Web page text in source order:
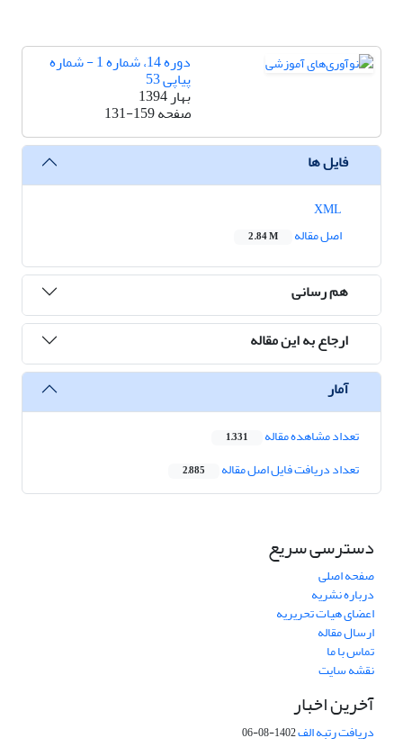
دوره 14، شماره 1 - شماره
پیاپی 53
بهار 1394
صفحه131-159
فایل ها
اصل مقاله
2.84 M
هم رسانی
ارجاع به این مقاله
آمار
تعداد مشاهده مقاله 1,331
تعداد دریافت فایل اصل مقاله 2,885
دسترسی سریع
صفحه اصلی
درباره نشریه
اعضای هیات تحریریه
ارسال مقاله
تماس با ما
نقشه سایت
آخرین اخبار
دریافت رتبه الف1402-08-06